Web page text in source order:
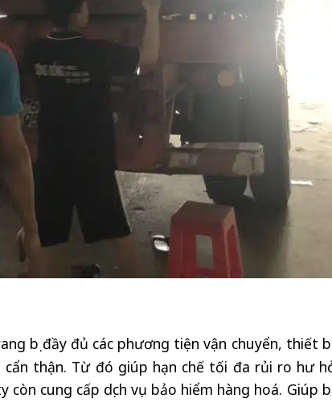
bị đầy đủ các phương tiện vận chuyển, thiết
thận. Từ đó giúp hạn chế tối đa rủi ro hư
còn cung cấp dịch vụ bảo hiểm hàng hoá. Giúp